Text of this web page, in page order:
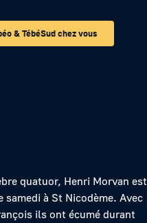
& TébéSud chez vous
du kan
quatuor, Henri Morvan est
samedi à St Nicodème. Avec
ils ont écumé durant